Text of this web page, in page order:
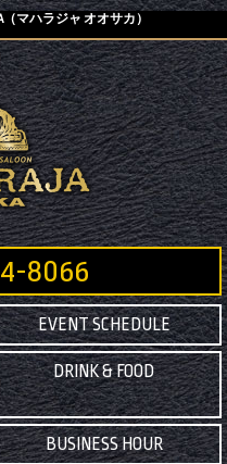
（マハラジャ オオサカ）
8066
EVENT SCHEDULE
DRINK & FOOD
BUSINESS HOUR